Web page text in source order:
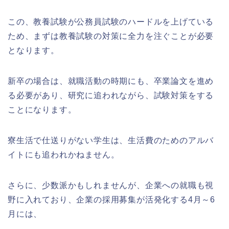
この、教養試験が公務員試験のハードルを上げている
ため、まずは教養試験の対策に全力を注ぐことが必要
となります。
新卒の場合は、就職活動の時期にも、卒業論文を進め
る必要があり、研究に追われながら、試験対策をする
ことになります。
寮生活で仕送りがない学生は、生活費のためのアルバ
イトにも追われかねません。
さらに、少数派かもしれませんが、企業への就職も視
野に入れており、企業の採用募集が活発化する4月～6
月には、